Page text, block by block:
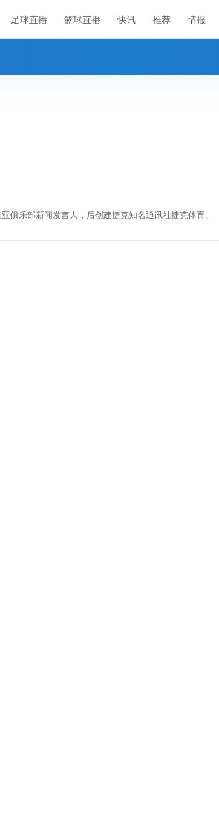
足球直播 篮球直播 快讯 推荐 情报
俱乐部新闻发言人，后创建捷克知名通讯社捷克体育。